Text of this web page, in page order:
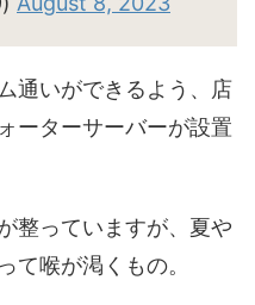
通いができるよう、店
ーターサーバーが設置
整っていますが、夏や
て喉が渇くもの。